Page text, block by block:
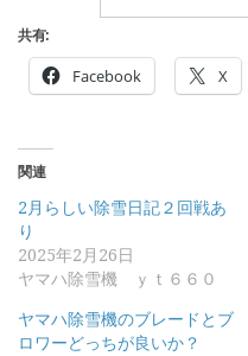
共有:
Facebook X
関連
2月らしい除雪日記２回戦あ
り
2025年2月26日
ヤマハ除雪機 ｙｔ６６０
ヤマハ除雪機のブレードとブ
ロワーどっちが良いか？